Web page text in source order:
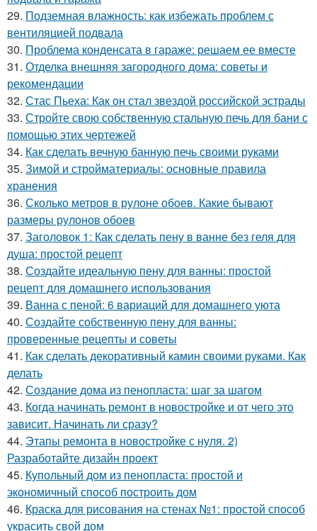
29. Подземная влажность: как избежать проблем с
вентиляцией подвала
30. Проблема конденсата в гараже: решаем ее вместе
31. Отделка внешняя загородного дома: советы и
рекомендации
32. Стас Пьеха: Как он стал звездой российской эстрады
33. Стройте свою собственную стальную печь для бани с
помощью этих чертежей
34. Как сделать вечную банную печь своими руками
35. Зимой и стройматериалы: основные правила
хранения
36. Сколько метров в рулоне обоев. Какие бывают
размеры рулонов обоев
37. Заголовок 1: Как сделать пену в ванне без геля для
душа: простой рецепт
38. Создайте идеальную пену для ванны: простой
рецепт для домашнего использования
39. Ванна с пеной: 6 вариаций для домашнего уюта
40. Создайте собственную пену для ванны:
проверенные рецепты и советы
41. Как сделать декоративный камин своими руками. Как
делать
42. Создание дома из пенопласта: шаг за шагом
43. Когда начинать ремонт в новостройке и от чего это
зависит. Начинать ли сразу?
44. Этапы ремонта в новостройке с нуля. 2)
Разработайте дизайн проект
45. Купольный дом из пенопласта: простой и
экономичный способ построить дом
46. Краска для рисования на стенах №1: простой способ
украсить свой дом